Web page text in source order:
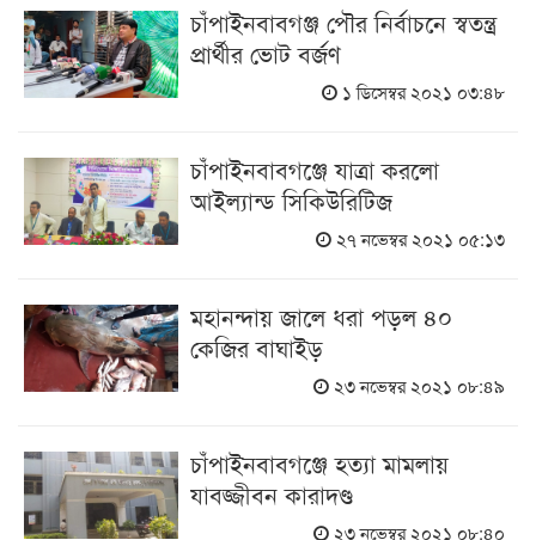
চাঁপাইনবাবগঞ্জ পৌর নির্বাচনে স্বতন্ত্র
প্রার্থীর ভোট বর্জণ
১ ডিসেম্বর ২০২১ ০৩:৪৮
চাঁপাইনবাবগঞ্জে যাত্রা করলো
আইল্যান্ড সিকিউরিটিজ
২৭ নভেম্বর ২০২১ ০৫:১৩
মহানন্দায় জালে ধরা পড়ল ৪০
কেজির বাঘাইড়
২৩ নভেম্বর ২০২১ ০৮:৪৯
চাঁপাইনবাবগঞ্জে হত্যা মামলায়
যাবজ্জীবন কারাদণ্ড
২৩ নভেম্বর ২০২১ ০৮:৪০